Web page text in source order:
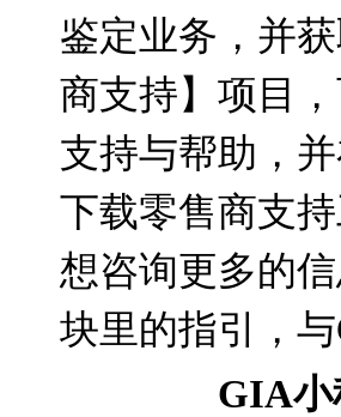
鉴定业务，并
商支持】项目
支持与帮助，
下载零售商支
想咨询更多的
块里的指引，与
GIA